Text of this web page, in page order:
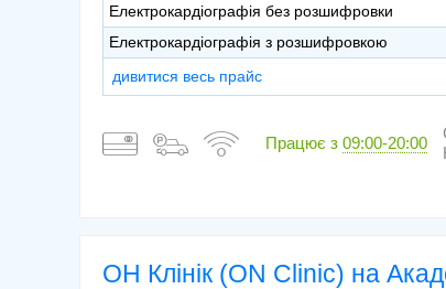
Електрокардіографія без розшифровки
Електрокардіографія з розшифровкою
дивитися весь прайс
Працює з 09:00-20:00
ОН Клінік (ON Clinic) на